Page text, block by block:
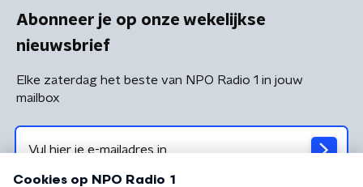
Abonneer je op onze wekelijkse
nieuwsbrief
Elke zaterdag het beste van NPO Radio 1 in jouw
mailbox